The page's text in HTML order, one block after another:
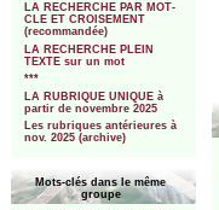
LA RECHERCHE PAR MOT-
CLE ET CROISEMENT
(recommandée)
LA RECHERCHE PLEIN
TEXTE sur un mot
***
LA RUBRIQUE UNIQUE à
partir de novembre 2025
Les rubriques antérieures à
nov. 2025 (archive)
Mots-clés dans le même
groupe